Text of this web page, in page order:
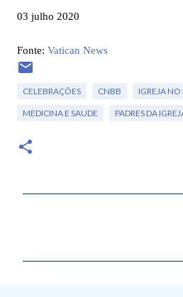
03 julho 2020
Fonte: Vatican News
CELEBRAÇÕES CNBB IGREJA NO
MEDICINA E SAUDE PADRES DA